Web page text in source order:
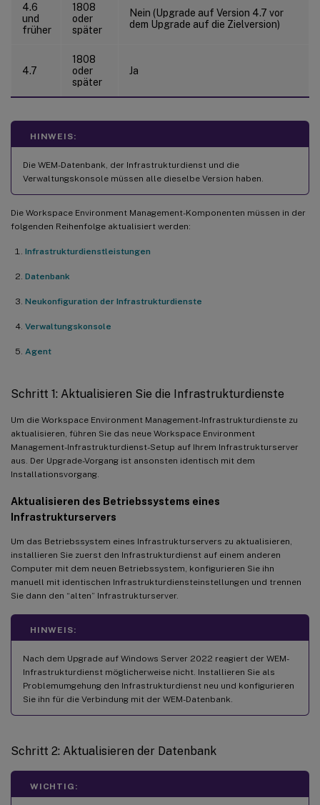
4.6
und
früher
1808
oder
später
Nein (Upgrade auf Version 4.7 vor
dem Upgrade auf die Zielversion)
4.7
1808
oder
später
Ja
HINWEIS:
Die WEM-Datenbank, der Infrastrukturdienst und die
Verwaltungskonsole müssen alle dieselbe Version haben.
Die Workspace Environment Management-Komponenten müssen in der
folgenden Reihenfolge aktualisiert werden:
Infrastrukturdienstleistungen
Datenbank
Neukonfiguration der Infrastrukturdienste
Verwaltungskonsole
Agent
Schritt 1: Aktualisieren Sie die Infrastrukturdienste
Um die Workspace Environment Management-Infrastrukturdienste zu
aktualisieren, führen Sie das neue Workspace Environment
Management-Infrastrukturdienst-Setup auf Ihrem Infrastrukturserver
aus. Der Upgrade-Vorgang ist ansonsten identisch mit dem
Installationsvorgang.
Aktualisieren des Betriebssystems eines
Infrastrukturservers
Um das Betriebssystem eines Infrastrukturservers zu aktualisieren,
installieren Sie zuerst den Infrastrukturdienst auf einem anderen
Computer mit dem neuen Betriebssystem, konfigurieren Sie ihn
manuell mit identischen Infrastrukturdiensteinstellungen und trennen
Sie dann den “alten” Infrastrukturserver.
HINWEIS:
Nach dem Upgrade auf Windows Server 2022 reagiert der WEM-
Infrastrukturdienst möglicherweise nicht. Installieren Sie als
Problemumgehung den Infrastrukturdienst neu und konfigurieren
Sie ihn für die Verbindung mit der WEM-Datenbank.
Schritt 2: Aktualisieren der Datenbank
WICHTIG: